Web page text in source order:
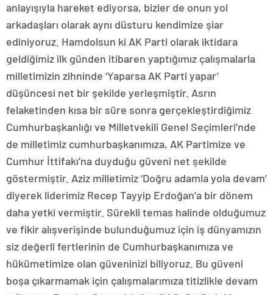
anlayışıyla hareket ediyorsa, bizler de onun yol
arkadaşları olarak aynı düsturu kendimize şiar
ediniyoruz. Hamdolsun ki AK Parti olarak iktidara
geldiğimiz ilk günden itibaren yaptığımız çalışmalarla
milletimizin zihninde ‘Yaparsa AK Parti yapar’
düşüncesi net bir şekilde yerleşmiştir. Asrın
felaketinden kısa bir süre sonra gerçekleştirdiğimiz
Cumhurbaşkanlığı ve Milletvekili Genel Seçimleri’nde
de milletimiz cumhurbaşkanımıza, AK Partimize ve
Cumhur İttifakı’na duyduğu güveni net şekilde
göstermiştir. Aziz milletimiz ‘Doğru adamla yola devam’
diyerek liderimiz Recep Tayyip Erdoğan’a bir dönem
daha yetki vermiştir. Sürekli temas halinde olduğumuz
ve fikir alışverişinde bulunduğumuz için iş dünyamızın
siz değerli fertlerinin de Cumhurbaşkanımıza ve
hükümetimize olan güveninizi biliyoruz. Bu güveni
boşa çıkarmamak için çalışmalarımıza titizlikle devam